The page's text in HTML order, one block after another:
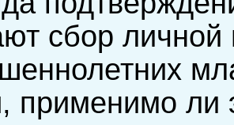
сбор
применимо ли